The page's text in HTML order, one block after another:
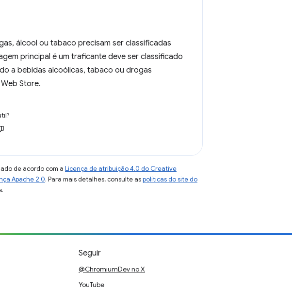
álcool ou tabaco precisam ser classificadas
principal é um traficante deve ser classificado
a bebidas alcoólicas, tabaco ou drogas
Store.
de acordo com a Licença de atribuição 4.0 do Creative
Apache 2.0. Para mais detalhes, consulte aspolíticas do site do
Seguir
@ChromiumDev no X
YouTube